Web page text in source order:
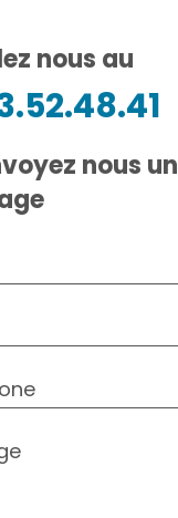
nous au
nous un